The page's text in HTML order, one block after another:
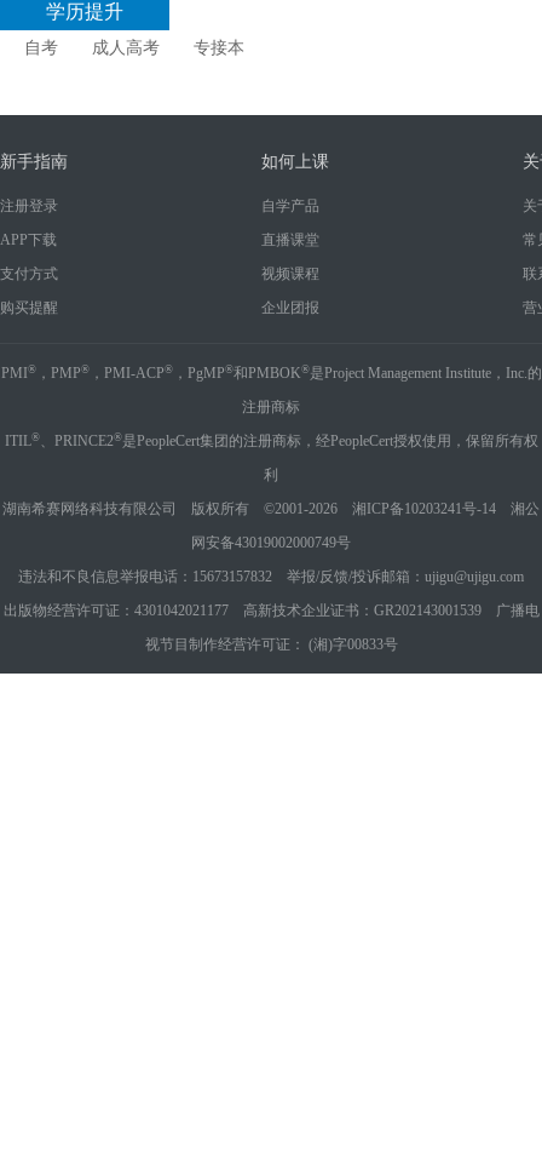
学历提升
自考 成人高考 专接本
新手指南
注册登录
APP下载
支付方式
购买提醒
如何上课
自学产品
直播课堂
视频课程
企业团报
关
常
联
营
PMI ®，PMP®，PMI-ACP®，PgMP®和PMBOK®是Project Management Institute，Inc.的
注册商标
ITIL®、PRINCE2®是PeopleCert集团的注册商标，经PeopleCert授权使用，保留所有权
利
湖南希赛网络科技有限公司 版权所有 ©2001-2026 湘ICP备10203241号-14
湘公
网安备43019002000749号
违法和不良信息举报电话：15673157832 举报/反馈/投诉邮箱：ujigu@ujigu.com
出版物经营许可证：4301042021177 高新技术企业证书：GR202143001539 广播电
视节目制作经营许可证： (湘)字00833号